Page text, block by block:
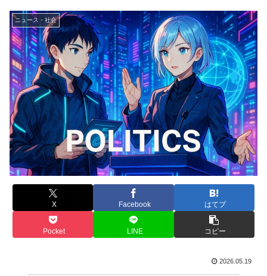
ニュース・社会
X Facebook はてブ
Pocket LINE コピー
2026.05.19